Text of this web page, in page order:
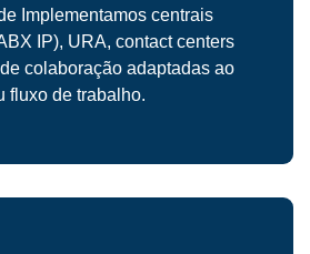
Implementamos centrais
IP), URA, contact centers
colaboração adaptadas ao
fluxo de trabalho.